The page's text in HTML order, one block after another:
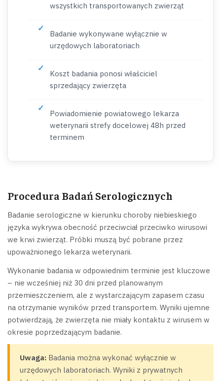
wszystkich transportowanych zwierząt
Badanie wykonywane wyłącznie w
urzędowych laboratoriach
Koszt badania ponosi właściciel
sprzedający zwierzęta
Powiadomienie powiatowego lekarza
weterynarii strefy docelowej 48h przed
terminem
Procedura Badań Serologicznych
Badanie serologiczne w kierunku choroby niebieskiego
języka wykrywa obecność przeciwciał przeciwko wirusowi
we krwi zwierząt. Próbki muszą być pobrane przez
upoważnionego lekarza weterynarii.
Wykonanie badania w odpowiednim terminie jest kluczowe
– nie wcześniej niż 30 dni przed planowanym
przemieszczeniem, ale z wystarczającym zapasem czasu
na otrzymanie wyników przed transportem. Wyniki ujemne
potwierdzają, że zwierzęta nie miały kontaktu z wirusem w
okresie poprzedzającym badanie.
Uwaga: Badania można wykonać wyłącznie w
urzędowych laboratoriach. Wyniki z prywatnych